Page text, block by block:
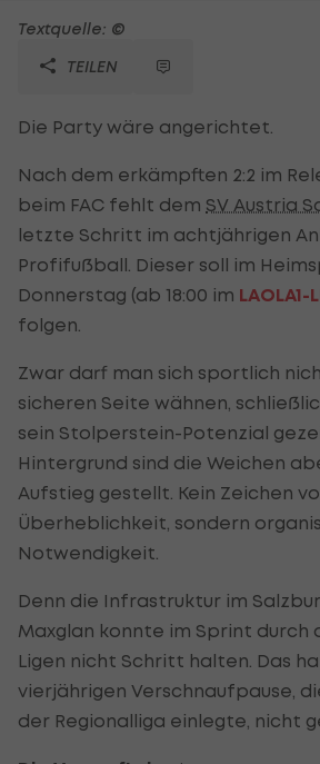
Textquelle: ©
TEILEN
Die Party wäre angerichtet.
Nach dem erkämpften 2:2 im
beim FAC fehlt dem SV Austria
letzte Schritt im achtjährigen
Profifußball. Dieser soll im
Donnerstag (ab 18:00 im
folgen.
Zwar darf man sich sportlich
sicheren Seite wähnen,
sein Stolperstein-Potenzial
Hintergrund sind die Weichen
Aufstieg gestellt. Kein Zeichen
Überheblichkeit, sondern
Notwendigkeit.
Denn die Infrastruktur im
Maxglan konnte im Sprint durch
Ligen nicht Schritt halten. Das
vierjährigen Verschnaufpause,
der Regionalliga einlegte, nicht